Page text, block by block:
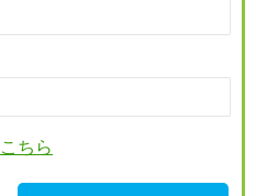
こちら